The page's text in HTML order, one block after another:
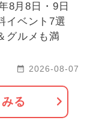
8月8日・9日
イベント7選
グルメも満
2026-08-07
る